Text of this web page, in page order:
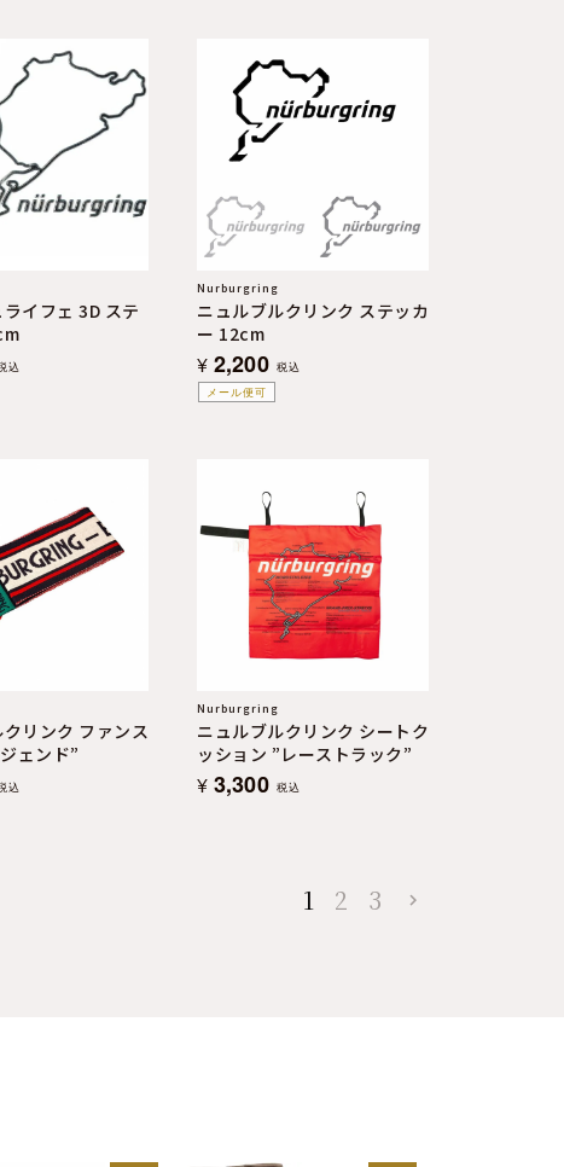
イフェ 3D ステ
込
メール便可
Nurburgring
ニュルブルクリンク ステッカ
ー 12cm
¥ 2,200 税込
リンク ファンス
”レジェンド”
込
Nurburgring
ニュルブルクリンク シートク
ッション ”レーストラック”
¥ 3,300 税込
1 2 3